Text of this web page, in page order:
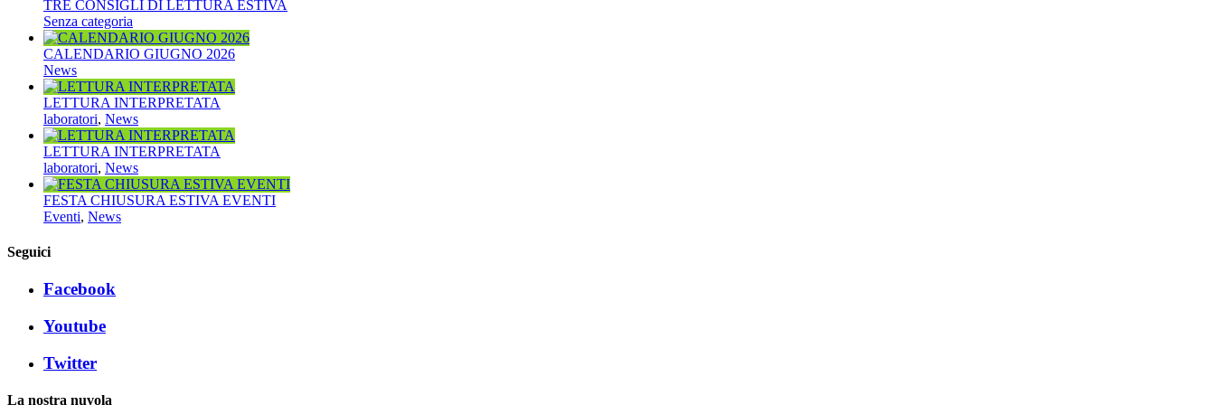
TRE CONSIGLI DI LETTURA ESTIVA
Senza categoria
CALENDARIO GIUGNO 2026
News
LETTURA INTERPRETATA
laboratori, News
LETTURA INTERPRETATA
laboratori, News
FESTA CHIUSURA ESTIVA EVENTI
Eventi, News
Seguici
Facebook
Youtube
Twitter
La nostra nuvola